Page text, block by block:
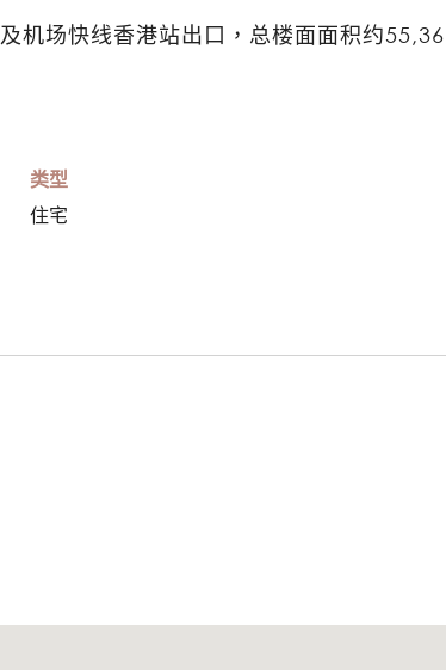
机场快线香港站出口，总楼面面积约
类型
住宅